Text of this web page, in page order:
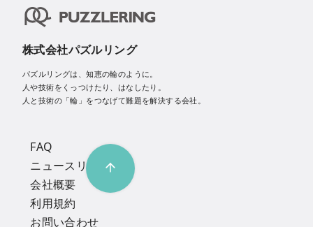
株式会社パズルリング
パズルリングは、知恵の輪のように。
人や技術をくっつけたり、はなしたり。
人と技術の「輪」をつなげて難題を解決する会社。
FAQ
ニュースリリース
会社概要
利用規約
お問い合わせ